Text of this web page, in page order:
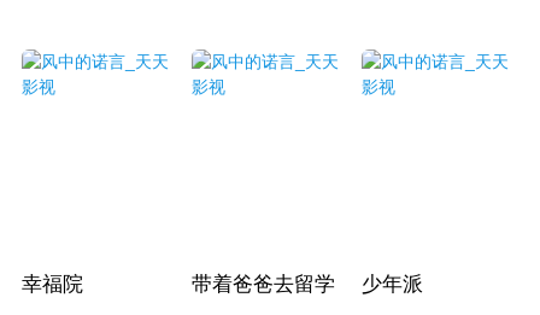
幸福院 带着爸爸去留学 少年派